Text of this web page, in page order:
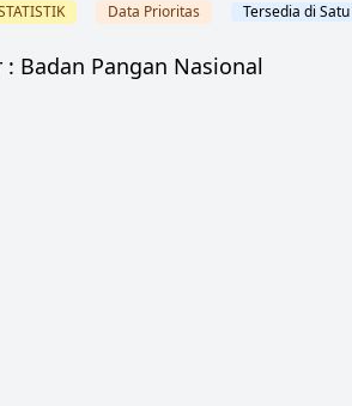
Data Prioritas Tersedia di
: Badan Pangan Nasional